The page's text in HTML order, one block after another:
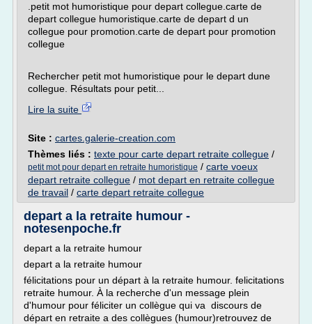
.petit mot humoristique pour depart collegue.carte de
depart collegue humoristique.carte de depart d un
collegue pour promotion.carte de depart pour promotion
collegue
Rechercher petit mot humoristique pour le depart dune
collegue. Résultats pour petit...
Lire la suite
Site : cartes.galerie-creation.com
Thèmes liés : texte pour carte depart retraite collegue /
petit mot pour depart en retraite humoristique / carte voeux
depart retraite collegue / mot depart en retraite collegue
de travail / carte depart retraite collegue
depart a la retraite humour -
notesenpoche.fr
depart a la retraite humour
depart a la retraite humour
félicitations pour un départ à la retraite humour. felicitations
retraite humour. À la recherche d'un message plein
d'humour pour féliciter un collègue qui va discours de
départ en retraite a des collègues (humour)retrouvez de